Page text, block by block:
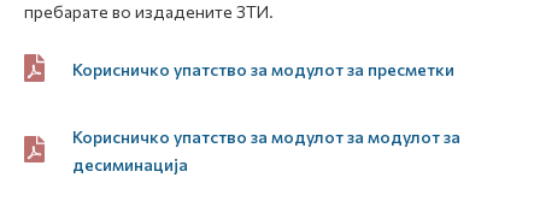
пребарате во издадените ЗТИ.
Корисничко упатство за модулот за пресметки
Корисничко упатство за модулот за модулот за
десиминација